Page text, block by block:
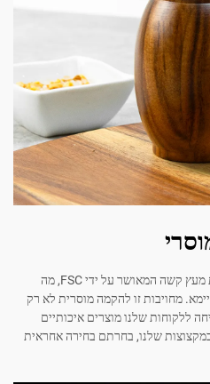
המקצוצות שלנו למלח ופלפל מיוצרות מעץ קשה המאושר על ידי FSC, מה
מחויבות זו להקמה מוסרית לא רק
ללקוחות שלנו מוצרים איכותיים
שלנו, בחרתם בחירה אחראית